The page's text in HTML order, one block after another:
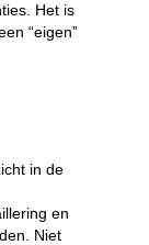
Het is
“eigen”
in de
en
Niet